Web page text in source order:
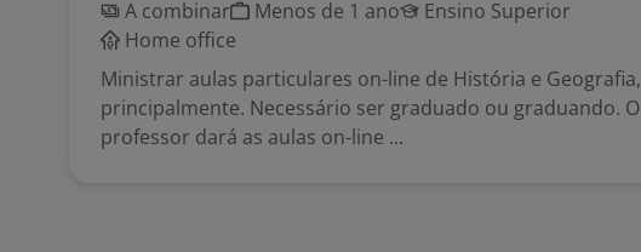
A combinar
Menos de 1 ano
Ensino Superior
Home office
Ministrar aulas particulares on-line de História e Geografia,
principalmente. Necessário ser graduado ou graduando. O
professor dará as aulas on-line ...